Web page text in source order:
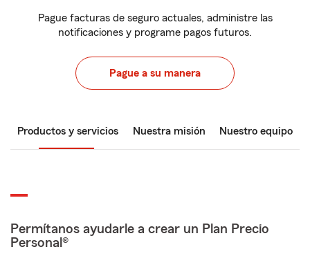
Pague facturas de seguro actuales, administre las
notificaciones y programe pagos futuros.
Pague a su manera
Productos y servicios Nuestra misión Nuestro equipo
Permítanos ayudarle a crear un Plan Precio
Personal®